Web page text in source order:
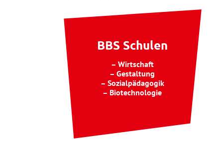
BBS Schulen
– Wirtschaft
– Gestaltung
– Sozialpädagogik
– Biotechnologie